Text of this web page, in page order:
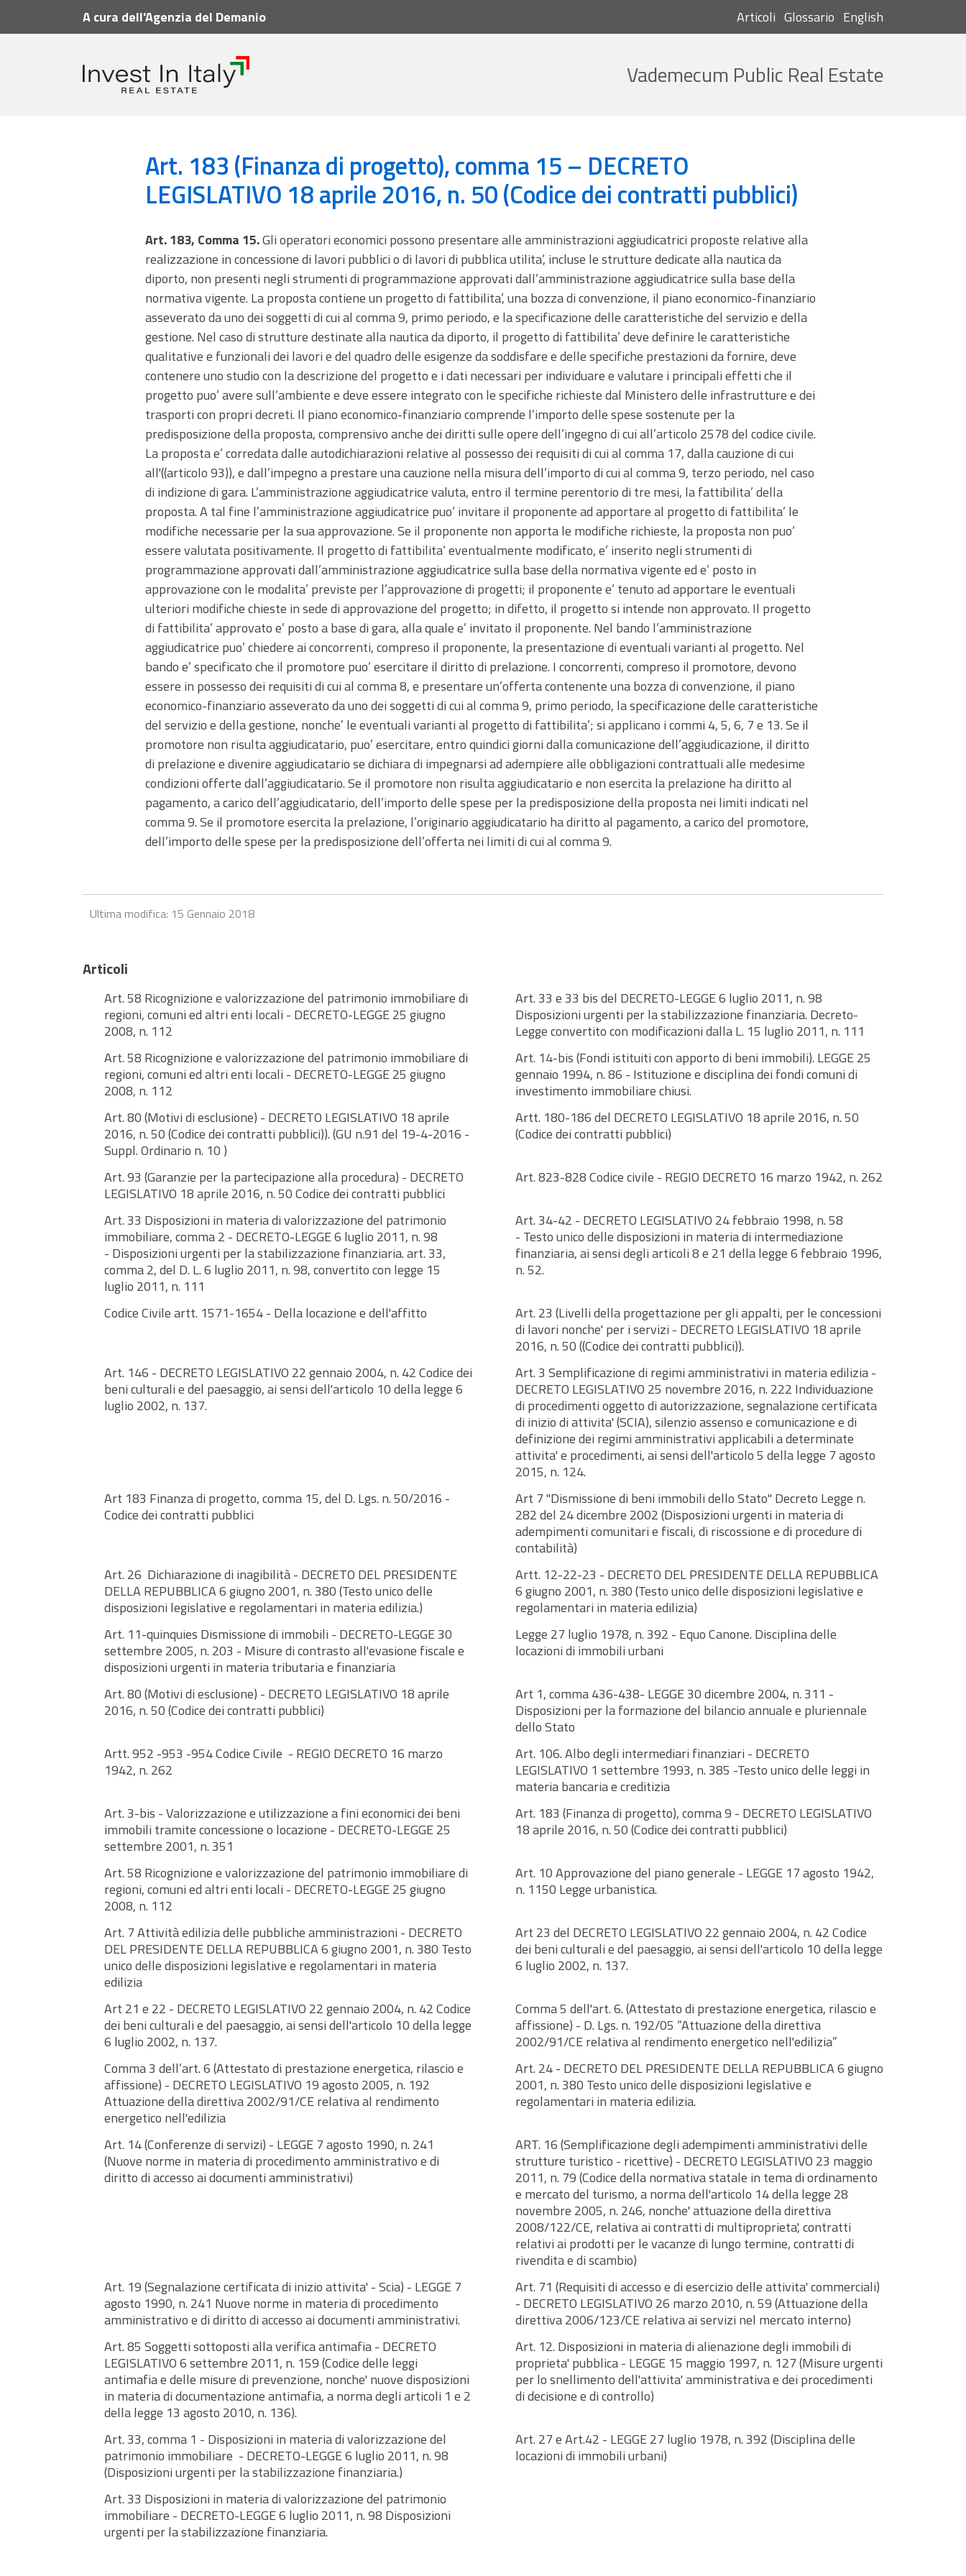
A cura dell'Agenzia del Demanio Articoli Glossario English
Vademecum Public Real Estate
Cerca
Vademecum Articoli Art. 183 (Finanza di progetto), comma 15 - DECRETO LEGISLATIVO 18 aprile 2016, n. 50 (Codice dei contratti pubblici)
Art. 183 (Finanza di progetto), comma 15 – DECRETO
LEGISLATIVO 18 aprile 2016, n. 50 (Codice dei contratti pubblici)
Art. 183, Comma 15.Gli operatori economici possono presentare alle amministrazioni aggiudicatrici proposte relative alla
realizzazione in concessione di lavori pubblici o di lavori di pubblica utilita’, incluse le strutture dedicate alla nautica da
diporto, non presenti negli strumenti di programmazione approvati dall’amministrazione aggiudicatrice sulla base della
normativa vigente. La proposta contiene un progetto di fattibilita’, una bozza di convenzione, il piano economico-finanziario
asseverato da uno dei soggetti di cui al comma 9, primo periodo, e la specificazione delle caratteristiche del servizio e della
gestione. Nel caso di strutture destinate alla nautica da diporto, il progetto di fattibilita’ deve definire le caratteristiche
qualitative e funzionali dei lavori e del quadro delle esigenze da soddisfare e delle specifiche prestazioni da fornire, deve
contenere uno studio con la descrizione del progetto e i dati necessari per individuare e valutare i principali effetti che il
progetto puo’ avere sull’ambiente e deve essere integrato con le specifiche richieste dal Ministero delle infrastrutture e dei
trasporti con propri decreti. Il piano economico-finanziario comprende l’importo delle spese sostenute per la
predisposizione della proposta, comprensivo anche dei diritti sulle opere dell’ingegno di cui all’articolo 2578 del codice civile.
La proposta e’ corredata dalle autodichiarazioni relative al possesso dei requisiti di cui al comma 17, dalla cauzione di cui
all'((articolo 93)), e dall’impegno a prestare una cauzione nella misura dell’importo di cui al comma 9, terzo periodo, nel caso
di indizione di gara. L’amministrazione aggiudicatrice valuta, entro il termine perentorio di tre mesi, la fattibilita’ della
proposta. A tal fine l’amministrazione aggiudicatrice puo’ invitare il proponente ad apportare al progetto di fattibilita’ le
modifiche necessarie per la sua approvazione. Se il proponente non apporta le modifiche richieste, la proposta non puo’
essere valutata positivamente. Il progetto di fattibilita’ eventualmente modificato, e’ inserito negli strumenti di
programmazione approvati dall’amministrazione aggiudicatrice sulla base della normativa vigente ed e’ posto in
approvazione con le modalita’ previste per l’approvazione di progetti; il proponente e’ tenuto ad apportare le eventuali
ulteriori modifiche chieste in sede di approvazione del progetto; in difetto, il progetto si intende non approvato. Il progetto
di fattibilita’ approvato e’ posto a base di gara, alla quale e’ invitato il proponente. Nel bando l’amministrazione
aggiudicatrice puo’ chiedere ai concorrenti, compreso il proponente, la presentazione di eventuali varianti al progetto. Nel
bando e’ specificato che il promotore puo’ esercitare il diritto di prelazione. I concorrenti, compreso il promotore, devono
essere in possesso dei requisiti di cui al comma 8, e presentare un’offerta contenente una bozza di convenzione, il piano
economico-finanziario asseverato da uno dei soggetti di cui al comma 9, primo periodo, la specificazione delle caratteristiche
del servizio e della gestione, nonche’ le eventuali varianti al progetto di fattibilita’; si applicano i commi 4, 5, 6, 7 e 13. Se il
promotore non risulta aggiudicatario, puo’ esercitare, entro quindici giorni dalla comunicazione dell’aggiudicazione, il diritto
di prelazione e divenire aggiudicatario se dichiara di impegnarsi ad adempiere alle obbligazioni contrattuali alle medesime
condizioni offerte dall’aggiudicatario. Se il promotore non risulta aggiudicatario e non esercita la prelazione ha diritto al
pagamento, a carico dell’aggiudicatario, dell’importo delle spese per la predisposizione della proposta nei limiti indicati nel
comma 9. Se il promotore esercita la prelazione, l’originario aggiudicatario ha diritto al pagamento, a carico del promotore,
dell’importo delle spese per la predisposizione dell’offerta nei limiti di cui al comma 9.
Ultima modifica: 15 Gennaio 2018
Articoli
Art. 58 Ricognizione e valorizzazione del patrimonio immobiliare di
regioni, comuni ed altri enti locali - DECRETO-LEGGE 25 giugno
2008, n. 112
Art. 33 e 33 bis del DECRETO-LEGGE 6 luglio 2011, n. 98
Disposizioni urgenti per la stabilizzazione finanziaria. Decreto-
Legge convertito con modificazioni dalla L. 15 luglio 2011, n. 111
Art. 58 Ricognizione e valorizzazione del patrimonio immobiliare di
regioni, comuni ed altri enti locali - DECRETO-LEGGE 25 giugno
2008, n. 112
Art. 14-bis (Fondi istituiti con apporto di beni immobili). LEGGE 25
gennaio 1994, n. 86 - Istituzione e disciplina dei fondi comuni di
investimento immobiliare chiusi.
Art. 80 (Motivi di esclusione) - DECRETO LEGISLATIVO 18 aprile
2016, n. 50 (Codice dei contratti pubblici)). (GU n.91 del 19-4-2016 -
Suppl. Ordinario n. 10 )
Artt. 180-186 del DECRETO LEGISLATIVO 18 aprile 2016, n. 50
(Codice dei contratti pubblici)
Art. 93 (Garanzie per la partecipazione alla procedura) - DECRETO
LEGISLATIVO 18 aprile 2016, n. 50 Codice dei contratti pubblici
Art. 823-828 Codice civile - REGIO DECRETO 16 marzo 1942, n. 262
Art. 33 Disposizioni in materia di valorizzazione del patrimonio
immobiliare, comma 2 - DECRETO-LEGGE 6 luglio 2011, n. 98
- Disposizioni urgenti per la stabilizzazione finanziaria. art. 33,
comma 2, del D. L. 6 luglio 2011, n. 98, convertito con legge 15
luglio 2011, n. 111
Art. 34-42 - DECRETO LEGISLATIVO 24 febbraio 1998, n. 58
- Testo unico delle disposizioni in materia di intermediazione
finanziaria, ai sensi degli articoli 8 e 21 della legge 6 febbraio 1996,
n. 52.
Codice Civile artt. 1571-1654 - Della locazione e dell'affitto
Art. 23 (Livelli della progettazione per gli appalti, per le concessioni
di lavori nonche' per i servizi - DECRETO LEGISLATIVO 18 aprile
2016, n. 50 ((Codice dei contratti pubblici)).
Art. 146 - DECRETO LEGISLATIVO 22 gennaio 2004, n. 42 Codice dei
beni culturali e del paesaggio, ai sensi dell'articolo 10 della legge 6
luglio 2002, n. 137.
Art. 3 Semplificazione di regimi amministrativi in materia edilizia -
DECRETO LEGISLATIVO 25 novembre 2016, n. 222 Individuazione
di procedimenti oggetto di autorizzazione, segnalazione certificata
di inizio di attivita' (SCIA), silenzio assenso e comunicazione e di
definizione dei regimi amministrativi applicabili a determinate
attivita' e procedimenti, ai sensi dell'articolo 5 della legge 7 agosto
2015, n. 124.
Art 183 Finanza di progetto, comma 15, del D. Lgs. n. 50/2016 -
Codice dei contratti pubblici
Art 7 "Dismissione di beni immobili dello Stato" Decreto Legge n.
282 del 24 dicembre 2002 (Disposizioni urgenti in materia di
adempimenti comunitari e fiscali, di riscossione e di procedure di
contabilità)
Art. 26 Dichiarazione di inagibilità - DECRETO DEL PRESIDENTE
DELLA REPUBBLICA 6 giugno 2001, n. 380 (Testo unico delle
disposizioni legislative e regolamentari in materia edilizia.)
Artt. 12-22-23 - DECRETO DEL PRESIDENTE DELLA REPUBBLICA
6 giugno 2001, n. 380 (Testo unico delle disposizioni legislative e
regolamentari in materia edilizia)
Art. 11-quinquies Dismissione di immobili - DECRETO-LEGGE 30
settembre 2005, n. 203 - Misure di contrasto all'evasione fiscale e
disposizioni urgenti in materia tributaria e finanziaria
Legge 27 luglio 1978, n. 392 - Equo Canone. Disciplina delle
locazioni di immobili urbani
Art. 80 (Motivi di esclusione) - DECRETO LEGISLATIVO 18 aprile
2016, n. 50 (Codice dei contratti pubblici)
Art 1, comma 436-438- LEGGE 30 dicembre 2004, n. 311 -
Disposizioni per la formazione del bilancio annuale e pluriennale
dello Stato
Artt. 952 -953 -954 Codice Civile - REGIO DECRETO 16 marzo
1942, n. 262
Art. 106. Albo degli intermediari finanziari - DECRETO
LEGISLATIVO 1 settembre 1993, n. 385 -Testo unico delle leggi in
materia bancaria e creditizia
Art. 3-bis - Valorizzazione e utilizzazione a fini economici dei beni
immobili tramite concessione o locazione - DECRETO-LEGGE 25
settembre 2001, n. 351
Art. 183 (Finanza di progetto), comma 9 - DECRETO LEGISLATIVO
18 aprile 2016, n. 50 (Codice dei contratti pubblici)
Art. 58 Ricognizione e valorizzazione del patrimonio immobiliare di
regioni, comuni ed altri enti locali - DECRETO-LEGGE 25 giugno
2008, n. 112
Art. 10 Approvazione del piano generale - LEGGE 17 agosto 1942,
n. 1150 Legge urbanistica.
Art. 7 Attività edilizia delle pubbliche amministrazioni - DECRETO
DEL PRESIDENTE DELLA REPUBBLICA 6 giugno 2001, n. 380 Testo
unico delle disposizioni legislative e regolamentari in materia
edilizia
Art 23 del DECRETO LEGISLATIVO 22 gennaio 2004, n. 42 Codice
dei beni culturali e del paesaggio, ai sensi dell'articolo 10 della legge
6 luglio 2002, n. 137.
Art 21 e 22 - DECRETO LEGISLATIVO 22 gennaio 2004, n. 42 Codice
dei beni culturali e del paesaggio, ai sensi dell'articolo 10 della legge
6 luglio 2002, n. 137.
Comma 5 dell'art. 6. (Attestato di prestazione energetica, rilascio e
affissione) - D. Lgs. n. 192/05 “Attuazione della direttiva
2002/91/CE relativa al rendimento energetico nell'edilizia”
Comma 3 dell’art. 6 (Attestato di prestazione energetica, rilascio e
affissione) - DECRETO LEGISLATIVO 19 agosto 2005, n. 192
Attuazione della direttiva 2002/91/CE relativa al rendimento
energetico nell'edilizia
Art. 24 - DECRETO DEL PRESIDENTE DELLA REPUBBLICA 6 giugno
2001, n. 380 Testo unico delle disposizioni legislative e
regolamentari in materia edilizia.
Art. 14 (Conferenze di servizi) - LEGGE 7 agosto 1990, n. 241
(Nuove norme in materia di procedimento amministrativo e di
diritto di accesso ai documenti amministrativi)
ART. 16 (Semplificazione degli adempimenti amministrativi delle
strutture turistico - ricettive) - DECRETO LEGISLATIVO 23 maggio
2011, n. 79 (Codice della normativa statale in tema di ordinamento
e mercato del turismo, a norma dell'articolo 14 della legge 28
novembre 2005, n. 246, nonche' attuazione della direttiva
2008/122/CE, relativa ai contratti di multiproprieta', contratti
relativi ai prodotti per le vacanze di lungo termine, contratti di
rivendita e di scambio)
Art. 19 (Segnalazione certificata di inizio attivita' - Scia) - LEGGE 7
agosto 1990, n. 241 Nuove norme in materia di procedimento
amministrativo e di diritto di accesso ai documenti amministrativi.
Art. 71 (Requisiti di accesso e di esercizio delle attivita' commerciali)
- DECRETO LEGISLATIVO 26 marzo 2010, n. 59 (Attuazione della
direttiva 2006/123/CE relativa ai servizi nel mercato interno)
Art. 85 Soggetti sottoposti alla verifica antimafia - DECRETO
LEGISLATIVO 6 settembre 2011, n. 159 (Codice delle leggi
antimafia e delle misure di prevenzione, nonche' nuove disposizioni
in materia di documentazione antimafia, a norma degli articoli 1 e 2
della legge 13 agosto 2010, n. 136).
Art. 12. Disposizioni in materia di alienazione degli immobili di
proprieta' pubblica - LEGGE 15 maggio 1997, n. 127 (Misure urgenti
per lo snellimento dell'attivita' amministrativa e dei procedimenti
di decisione e di controllo)
Art. 33, comma 1 - Disposizioni in materia di valorizzazione del
patrimonio immobiliare - DECRETO-LEGGE 6 luglio 2011, n. 98
(Disposizioni urgenti per la stabilizzazione finanziaria.)
Art. 27 e Art.42 - LEGGE 27 luglio 1978, n. 392 (Disciplina delle
locazioni di immobili urbani)
Art. 33 Disposizioni in materia di valorizzazione del patrimonio
immobiliare - DECRETO-LEGGE 6 luglio 2011, n. 98 Disposizioni
urgenti per la stabilizzazione finanziaria.